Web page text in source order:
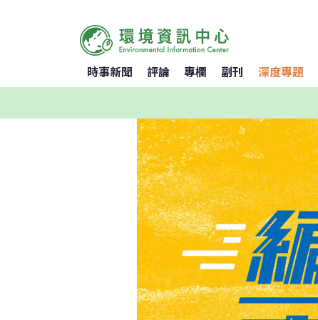
時事新聞 評論 專欄 副刊 深度專題